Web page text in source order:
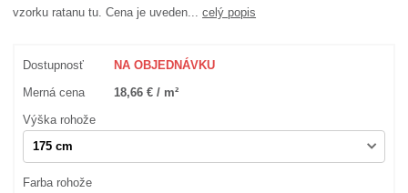
vzorku ratanu tu. Cena je uveden...celý popis
Dostupnosť NA OBJEDNÁVKU
Merná cena 18,66 € / m²
Výška rohože
Farba rohože